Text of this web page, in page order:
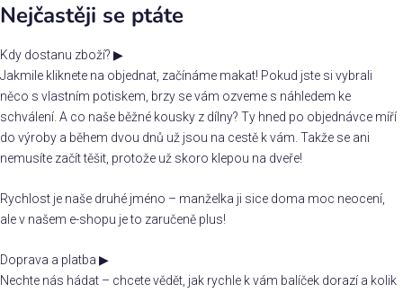
Nejčastěji se ptáte
Kdy dostanu zboží? ▶
Jakmile kliknete na objednat, začínáme makat! Pokud jste si vybrali
něco s vlastním potiskem, brzy se vám ozveme s náhledem ke
schválení. A co naše běžné kousky z dílny? Ty hned po objednávce míří
do výroby a během dvou dnů už jsou na cestě k vám. Takže se ani
nemusíte začít těšit, protože už skoro klepou na dveře!
Rychlost je naše druhé jméno – manželka ji sice doma moc neocení,
ale v našem e-shopu je to zaručeně plus!
Doprava a platba ▶
Nechte nás hádat – chcete vědět, jak rychle k vám balíček dorazí a kolik